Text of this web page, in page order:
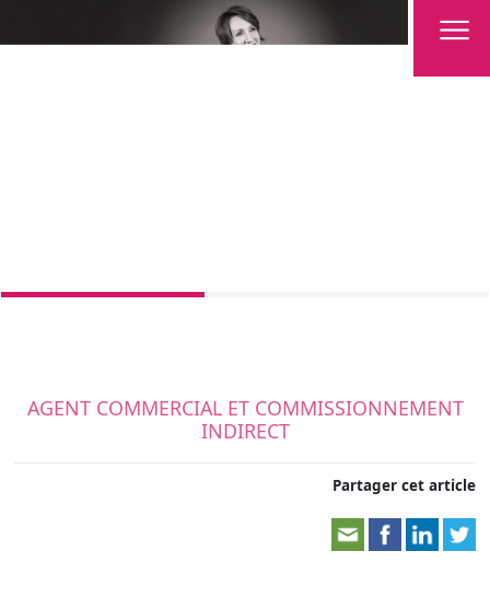
AGENT COMMERCIAL ET COMMISSIONNEMENT
INDIRECT
Partager cet article